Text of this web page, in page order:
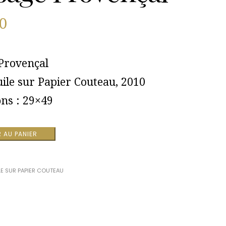
sur Papier Couteau, 2010
: 29×49
AU PANIER
SUR PAPIER COUTEAU